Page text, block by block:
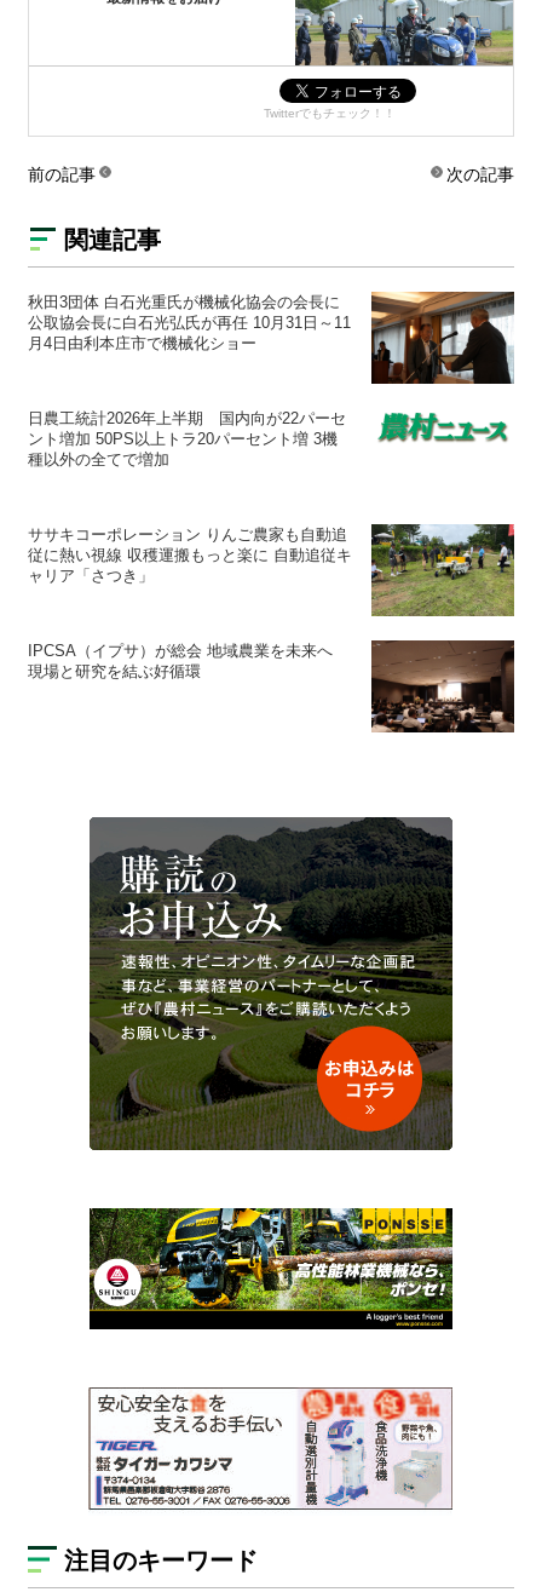
Twitterでもチェック！！
前の記事 次の記事
関連記事
秋田3団体 白石光重氏が機械化協会の会長に
公取協会長に白石光弘氏が再任 10月31日～11
月4日由利本庄市で機械化ショー
日農工統計2026年上半期 国内向が22パーセ
ント増加 50PS以上トラ20パーセント増 3機
種以外の全てで増加
ササキコーポレーション りんご農家も自動追
従に熱い視線 収穫運搬もっと楽に 自動追従キ
ャリア「さつき」
IPCSA（イプサ）が総会 地域農業を未来へ
現場と研究を結ぶ好循環
注目のキーワード